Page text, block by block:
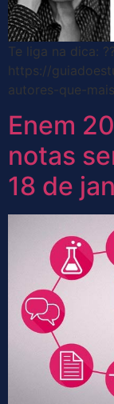
Te liga na dica:
https://
autores-que-
Enem
notas
18 de